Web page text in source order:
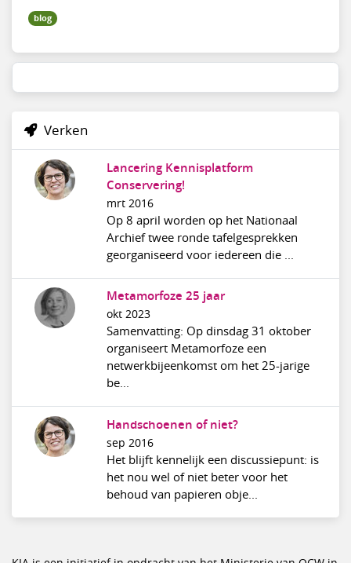
blog
Verken
Lancering Kennisplatform
Conservering!
mrt 2016
Op 8 april worden op het Nationaal
Archief twee ronde tafelgesprekken
georganiseerd voor iedereen die ...
Metamorfoze 25 jaar
okt 2023
Samenvatting: Op dinsdag 31 oktober
organiseert Metamorfoze een
netwerkbijeenkomst om het 25-jarige
be...
Handschoenen of niet?
sep 2016
Het blijft kennelijk een discussiepunt: is
het nou wel of niet beter voor het
behoud van papieren obje...